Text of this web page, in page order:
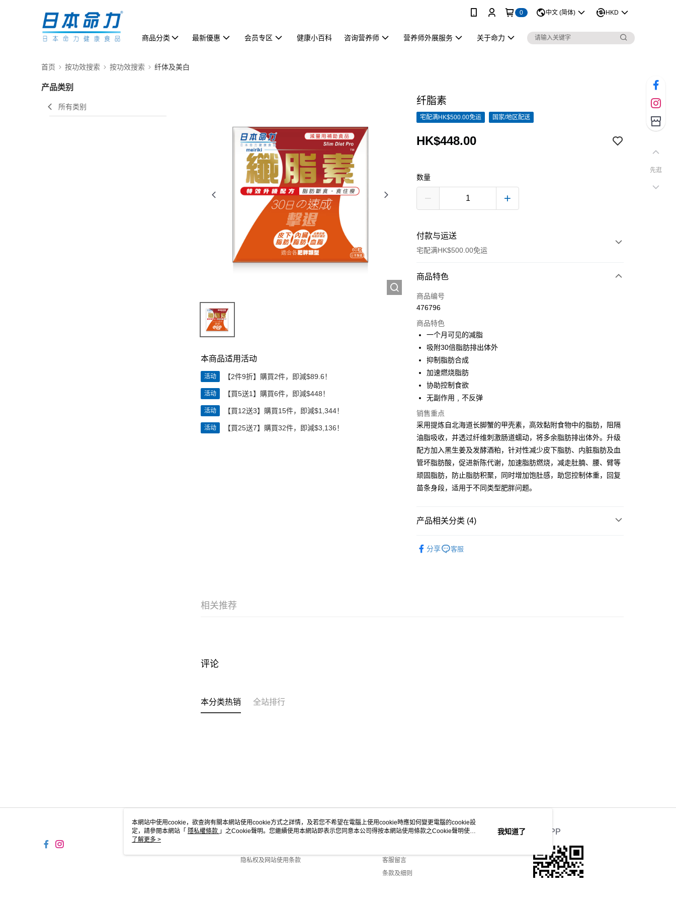
0 中文 (简体) HKD
商品分类 最新優惠 会员专区 健康小百科 咨询营养师 营养师外展服务 关于命力
首页 按功效搜索 按功效搜索 纤体及美白
产品类别
所有类别
本商品适用活动
活动 【2件9折】購買2件，即減$89.6！
活动 【買5送1】購買6件，即減$448！
活动 【買12送3】購買15件，即減$1,344！
活动 【買25送7】購買32件，即減$3,136！
纤脂素
宅配满HK$500.00免运 国家/地区配送
HK$448.00
数量
付款与运送
宅配满HK$500.00免运
付款方式
信用卡
Google Pay
AlipayHK
PayMe
WeChat Pay
运送方式
送貨到家/工商地址
每笔HK$50.00，满HK$500.00(含以上)免运费
門市自取 (預計3個工作天到舖)
免运费
[EMS] 僅澳門(不寄腦鑽素、活得易濕敏配方、瑞肝易、祛
查看运费
商品特色
商品编号
476796
商品特色
一个月可见的减脂
吸附30倍脂肪排出体外
抑制脂肪合成
加速燃烧脂肪
协助控制食欲
无副作用﹐不反弹
销售重点
采用提炼自北海道长脚蟹的甲壳素，高效黏附食物中的脂肪，阻隔
油脂吸收，并透过纤维刺激肠道蠕动，将多余脂肪排出体外。升级
配方加入黑生姜及发酵酒粕，针对性减少皮下脂肪、内脏脂肪及血
管坏脂肪酸，促进新陈代谢，加速脂肪燃烧，减走肚腩、腰、臂等
顽固脂肪，防止脂肪积聚，同时增加饱肚感，助您控制体重，回复
苗条身段，适用于不同类型肥胖问题。
产品相关分类 (4)
分享 客服
相关推荐
评论
本分类热销 全站排行
关于我们
隐私权及网站使用条款
客服资讯
客服留言
条款及细则
官方APP
先逛
本網站中使用cookie，欲查詢有關本網站使用cookie方式之詳情，及若您不希望在電腦上使用cookie時應如何變更電腦的cookie設
定，請參閱本網站「 隱私權條款 」之Cookie聲明。您繼續使用本網站即表示您同意本公司得按本網站使用條款之Cookie聲明使用
cookie。
了解更多 >
我知道了